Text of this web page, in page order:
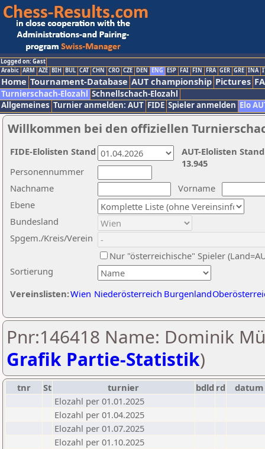
Logged on: Gast
Arabic ARM AZE BIH BUL CAT CHN CRO CZE DEN ENG ESP FAI FIN FRA GER GRE INA
Home Tournament-Database AUT championship Pictures
Turnierschach-Elozahl Schnellschach-Elozahl
Allgemeines Turnier anmelden: AUT FIDE Spieler anmelden Elo
Willkommen bei den offiziellen
Nachname
Vorname
Ebene
Sortierung
Personennummer
Bundesland
Spgem./Kreis/Verein
Nur "österreichische" Spieler
Vereinslisten:Wien Niederösterreich Burgenland
AUT-Elolisten
13.945
FIDE-Elolisten Stand
Pnr:146418 Name: Dominik
Grafik Partie-Statistik)
tnr St turnier bdld rd
datum
Elozahl per 01.01.2025
Elozahl per 01.04.2025
Elozahl per 01.07.2025
Elozahl per 01.10.2025